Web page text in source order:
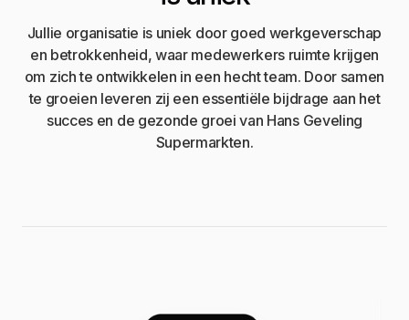
Jullie organisatie is uniek door goed werkgeverschap
en betrokkenheid, waar medewerkers ruimte krijgen
om zich te ontwikkelen in een hecht team. Door samen
te groeien leveren zij een essentiële bijdrage aan het
succes en de gezonde groei van Hans Geveling
Supermarkten.